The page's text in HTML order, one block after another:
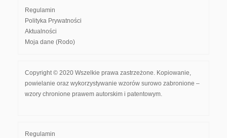
Regulamin
Polityka Prywatności
Aktualności
Moja dane (Rodo)
Copyright © 2020 Wszelkie prawa zastrzeżone. Kopiowanie,
powielanie oraz wykorzystywanie wzorów surowo zabronione –
wzory chronione prawem autorskim i patentowym.
Regulamin